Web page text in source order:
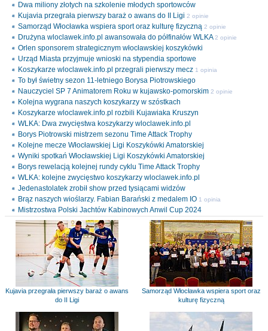
Dwa miliony złotych na szkolenie młodych sportowców
Kujavia przegrała pierwszy baraż o awans do II Ligi 2 opinie
Samorząd Włocławka wspiera sport oraz kulturę fizyczną 2 opinie
Drużyna wloclawek.info.pl awansowała do półfinałów WLKA 2 opinie
Orlen sponsorem strategicznym włocławskiej koszykówki
Urząd Miasta przyjmuje wnioski na stypendia sportowe
Koszykarze wloclawek.info.pl przegrali pierwszy mecz 1 opinia
To był świetny sezon 11-letniego Borysa Piotrowskiego
Nauczyciel SP 7 Animatorem Roku w kujawsko-pomorskim 2 opinie
Kolejna wygrana naszych koszykarzy w szóstkach
Koszykarze wloclawek.info.pl rozbili Kujawiaka Kruszyn
WLKA: Dwa zwycięstwa koszykarzy wloclawek.info.pl
Borys Piotrowski mistrzem sezonu Time Attack Trophy
Kolejne mecze Włocławskiej Ligi Koszykówki Amatorskiej
Wyniki spotkań Włocławskiej Ligi Koszykówki Amatorskiej
Borys rewelacją kolejnej rundy cyklu Time Attack Trophy
WLKA: kolejne zwycięstwo koszykarzy wloclawek.info.pl
Jedenastolatek zrobił show przed tysiącami widzów
Brąz naszych wioślarzy. Fabian Barański z medalem IO 1 opinia
Mistrzostwa Polski Jachtów Kabinowych Anwil Cup 2024
Kujavia przegrała pierwszy baraż o awans
do II Ligi
Samorząd Włocławka wspiera sport oraz
kulturę fizyczną